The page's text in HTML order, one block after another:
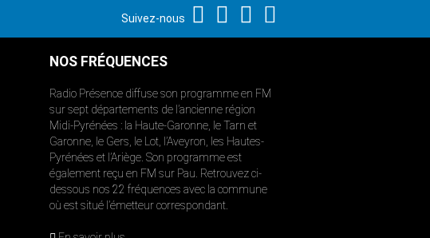
Suivez-nous
NOS FRÉQUENCES
Radio Présence diffuse son programme en FM
sur sept départements de l’ancienne région
Midi-Pyrénées : la Haute-Garonne, le Tarn et
Garonne, le Gers, le Lot, l’Aveyron, les Hautes-
Pyrénées et l’Ariège. Son programme est
également reçu en FM sur Pau. Retrouvez ci-
dessous nos 22 fréquences avec la commune
où est situé l’émetteur correspondant.